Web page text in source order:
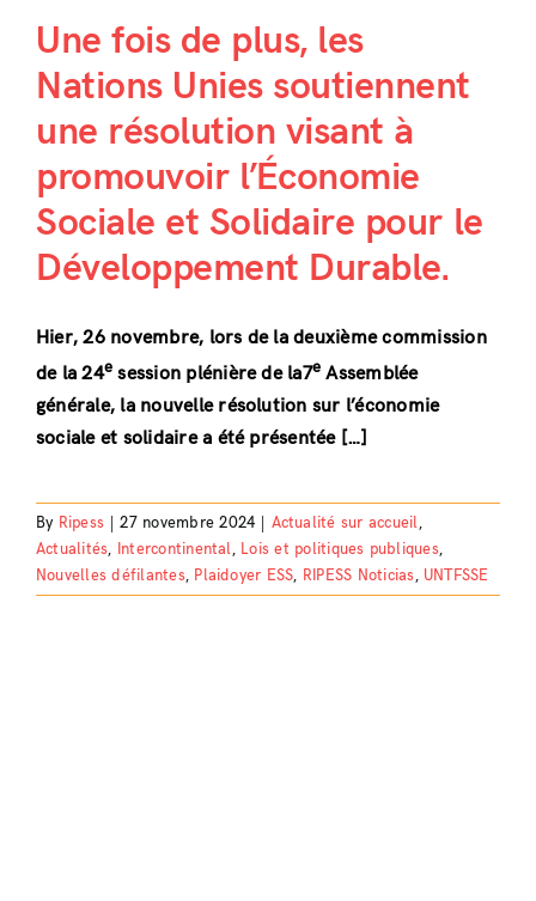
Une fois de plus, les
Nations Unies soutiennent
une résolution visant à
promouvoir l’Économie
Sociale et Solidaire pour le
Développement Durable.
Hier, 26 novembre, lors de la deuxième commission
de la 24e session plénière de la7e Assemblée
générale, la nouvelle résolution sur l’économie
sociale et solidaire a été présentée […]
By Ripess 27 novembre 2024 Actualité sur accueil,
Actualités, Intercontinental, Lois et politiques publiques,
Nouvelles défilantes, Plaidoyer ESS, RIPESS Noticias, UNTFSSE